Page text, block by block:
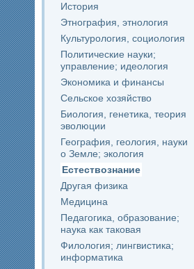
История
Этнография, этнология
Культурология, социология
Политические науки;
управление; идеология
Экономика и финансы
Сельское хозяйство
Биология, генетика, теория
эволюции
География, геология, науки
о Земле; экология
Естествознание
Другая физика
Медицина
Педагогика, образование;
наука как таковая
Филология; лингвистика;
информатика